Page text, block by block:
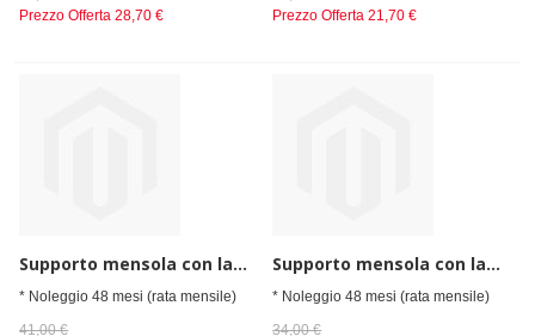
Prezzo Offerta 28,70 €
Prezzo Offerta 21,70 €
Supporto mensola con lampade infrarossi e vetro frontale per cap. 3gn1/1 mm 1100x300x400 h 600w
* Noleggio 48 mesi (rata mensile)
41,00 €
Supporto mensola con lampade infrarossi e vetro frontale per cap. 3gn1/1 mm 850x300x400 h 600w
* Noleggio 48 mesi (rata mensile)
34,00 €